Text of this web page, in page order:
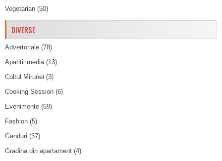
Vegetarian (50)
DIVERSE
Advertoriale (78)
Aparitii media (13)
Coltul Mirunei (3)
Cooking Session (6)
Evenimente (69)
Fashion (5)
Ganduri (37)
Gradina din apartament (4)